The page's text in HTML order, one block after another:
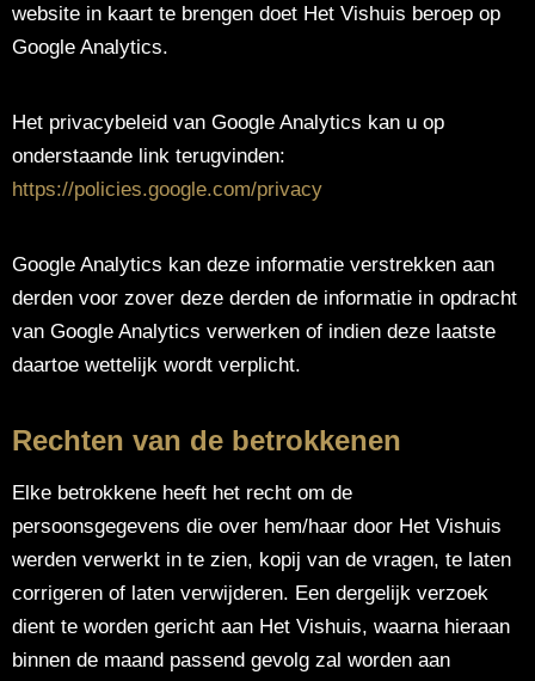
website in kaart te brengen doet Het Vishuis beroep op
Google Analytics.
Het privacybeleid van Google Analytics kan u op
onderstaande link terugvinden:
https://policies.google.com/privacy
Google Analytics kan deze informatie verstrekken aan
derden voor zover deze derden de informatie in opdracht
van Google Analytics verwerken of indien deze laatste
daartoe wettelijk wordt verplicht.
Rechten van de betrokkenen
Elke betrokkene heeft het recht om de
persoonsgegevens die over hem/haar door Het Vishuis
werden verwerkt in te zien, kopij van de vragen, te laten
corrigeren of laten verwijderen. Een dergelijk verzoek
dient te worden gericht aan Het Vishuis, waarna hieraan
binnen de maand passend gevolg zal worden aan